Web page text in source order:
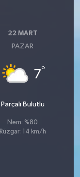
22 MART
PAZAR
7°
Parçalı Bulutlu
Nem: %80
Rüzgar: 14 km/h